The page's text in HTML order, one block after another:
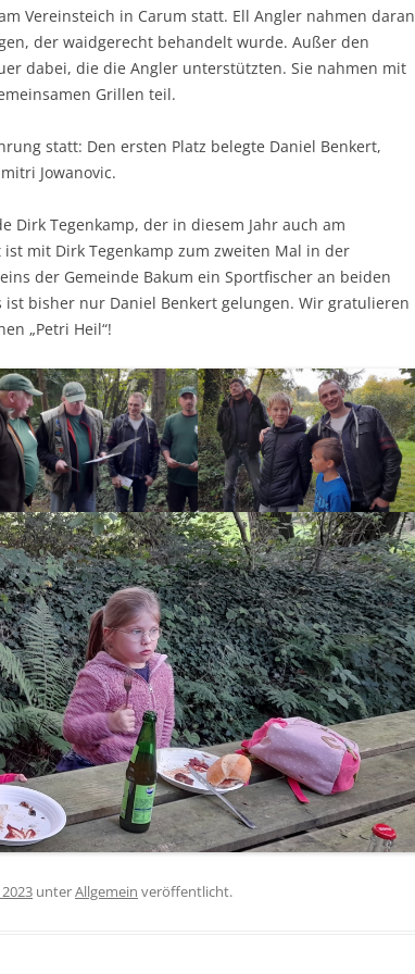
Vereinsteich in Carum statt. Ell Angler nahmen daran
der waidgerecht behandelt wurde. Außer den
dabei, die die Angler unterstützten. Sie nahmen mit
Grillen teil.
statt: Den ersten Platz belegte Daniel Benkert,
Jowanovic.
Dirk Tegenkamp, der in diesem Jahr auch am
mit Dirk Tegenkamp zum zweiten Mal in der
der Gemeinde Bakum ein Sportfischer an beiden
ist bisher nur Daniel Benkert gelungen. Wir gratulieren
„Petri Heil“!
unterAllgemein veröffentlicht.